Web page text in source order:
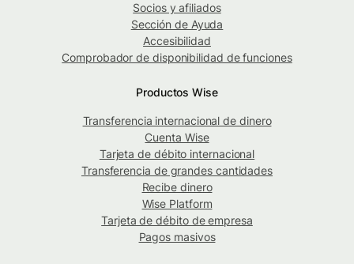
Socios y afiliados
Sección de Ayuda
Accesibilidad
Comprobador de disponibilidad de funciones
Productos Wise
Transferencia internacional de dinero
Cuenta Wise
Tarjeta de débito internacional
Transferencia de grandes cantidades
Recibe dinero
Wise Platform
Tarjeta de débito de empresa
Pagos masivos